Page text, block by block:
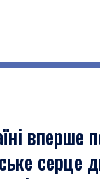
вперше
серце